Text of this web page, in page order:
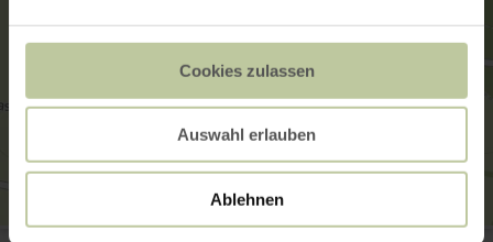
Cookies zulassen
Auswahl erlauben
Ablehnen